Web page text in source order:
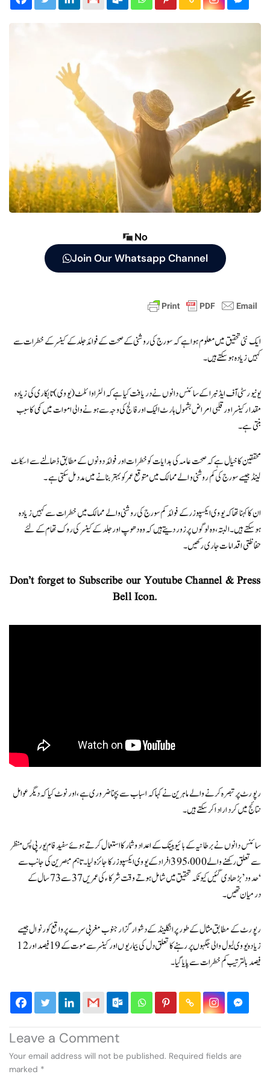
No
Join Our Whatsapp Channel
ایک نئی تحقیق میں معلوم ہوا ہے کہ سورج کی روشنی کے صحت کے فوائد جلد کے کینسر کے خطرات سے
کہیں زیادہ ہوسکتے ہیں۔
یونیورسٹی آف ایڈنبرا کے سائنس دانوں نے دریافت کیا ہے کہ الٹرا وائلٹ (یو وی) تابکاری کی زیادہ
مقدار کینسر اور قلبی امراض بشمول ہارٹ اٹیک اور فالج کی وجہ سے ہونے والی اموات میں کمی کا سبب
بنتی ہے۔
محققین کا خیال ہے کہ صحت عامہ کی ہدایات کو خطرات اور فوائد دونوں کے مطابق ڈھالنے سے اسکاٹ
لینڈ جیسے سورج کی کم روشنی والے ممالک میں متوقع عمر کو بہتر بنانے میں مدد مل سکتی ہے۔
ان کا کہنا تھا کہ یو وی ایکسپوزر کے فوائد کم سورج کی روشنی والے ممالک میں خطرات سے کہیں زیادہ
ہوسکتے ہیں۔ البتہ، وہ لوگوں پر زور دیتے ہیں کہ وہ دھوپ اور جلد کے کینسر کی روک تھام کے لئے
حفاظتی اقدامات جاری رکھیں۔
Don’t forget to Subscribe our Youtube Channel & Press
Bell Icon.
رپورٹ پر تبصرہ کرنے والے ماہرین نے کہا کہ اسباب سے بچنا ضروری ہے، اور نوٹ کیا کہ دیگر عوامل
نتائج میں کردار ادا کرسکتے ہیں۔
سائنس دانوں نے برطانیہ کے بائیو بینک کے اعداد و شمار کا استعمال کرتے ہوئے سفید فام یورپی پس منظر
سے تعلق رکھنے والے 395،000 افراد کے یو وی ایکسپوزر کا جائزہ لیا۔ تاہم مبصرین کی جانب سے
‘حدود’ بڑھا دی گئیں کیونکہ تحقیق میں شامل ہوتے وقت شرکاء کی عمریں 37 سے 73 سال کے
درمیان تھیں۔
رپورٹ کے مطابق مثال کے طور پر انگلینڈ کے دشوار گزار جنوب مغربی سرے پر واقع کورنوال جیسے
زیادہ یو وی لیول والی جگہوں پر رہنے کا تعلق دل کی بیماریوں اور کینسر سے موت کے 19 فیصد اور 12
فیصد بالترتیب کم خطرات سے پایا گیا۔
Leave a Comment
Your email address will not be published. Required fields are
marked *